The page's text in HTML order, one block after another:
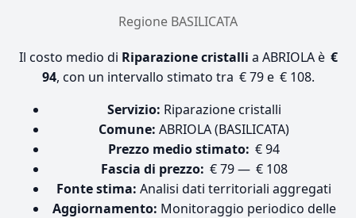
Regione BASILICATA
Il costo medio di Riparazione cristalli a ABRIOLA è €
94, con un intervallo stimato tra € 79 e € 108.
Servizio: Riparazione cristalli
Comune: ABRIOLA (BASILICATA)
Prezzo medio stimato: € 94
Fascia di prezzo: € 79 — € 108
Fonte stima: Analisi dati territoriali aggregati
Aggiornamento: Monitoraggio periodico delle